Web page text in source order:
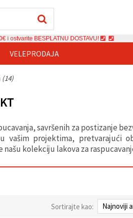
i ostvarite BESPLATNU DOSTAVU!
VELEPRODAJA
(14)
savršenih za postizanje
vašim projektima, pretvarajući
kolekciju lakova za
Sortirajte kao: